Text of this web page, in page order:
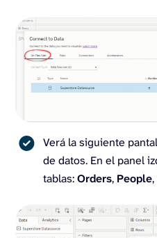
Verá la siguiente
de datos. En el panel
tablas:Orders, People,